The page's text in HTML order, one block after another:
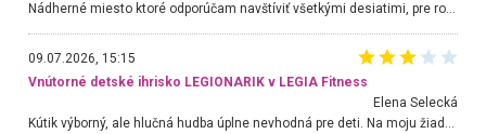
Nádherné miesto ktoré odporúčam navštíviť všetkými desiatimi, pre rodiny s deťmi, dôchodcom... Proste a jednoducho ozaj rozprávkový les.. určite ešte prídeme. Odniesli sme si na pamiatku krásne tričká,
09.07.2026, 15:15
Vnútorné detské ihrisko LEGIONARIK v LEGIA Fitness
Elena Selecká
Kútik výborný, ale hlučná hudba úplne nevhodná pre deti. Na moju žiadosť o aspoň sušenie nereagovali.